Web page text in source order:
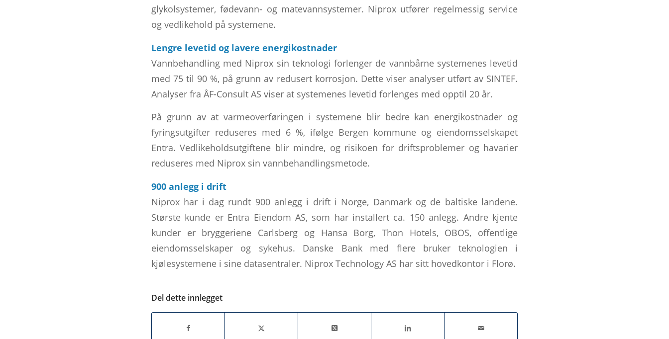
glykolsystemer, fødevann- og matevannsystemer. Niprox utfører regelmessig service
og vedlikehold på systemene.
Lengre levetid og lavere energikostnader
Vannbehandling med Niprox sin teknologi forlenger de vannbårne systemenes levetid
med 75 til 90 %, på grunn av redusert korrosjon. Dette viser analyser utført av SINTEF.
Analyser fra ÅF-Consult AS viser at systemenes levetid forlenges med opptil 20 år.
På grunn av at varmeoverføringen i systemene blir bedre kan energikostnader og
fyringsutgifter reduseres med 6 %, ifølge Bergen kommune og eiendomsselskapet
Entra. Vedlikeholdsutgiftene blir mindre, og risikoen for driftsproblemer og havarier
reduseres med Niprox sin vannbehandlingsmetode.
900 anlegg i drift
Niprox har i dag rundt 900 anlegg i drift i Norge, Danmark og de baltiske landene.
Største kunde er Entra Eiendom AS, som har installert ca. 150 anlegg. Andre kjente
kunder er bryggeriene Carlsberg og Hansa Borg, Thon Hotels, OBOS, offentlige
eiendomsselskaper og sykehus. Danske Bank med flere bruker teknologien i
kjølesystemene i sine datasentraler. Niprox Technology AS har sitt hovedkontor i Florø.
Del dette innlegget